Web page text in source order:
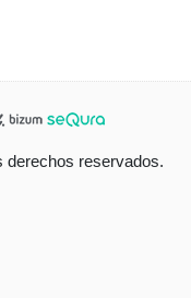
derechos reservados.